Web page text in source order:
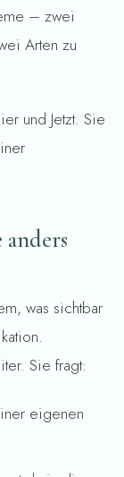
– zwei
Arten zu
und Jetzt. Sie
anders
was sichtbar
Sie fragt:
eigenen